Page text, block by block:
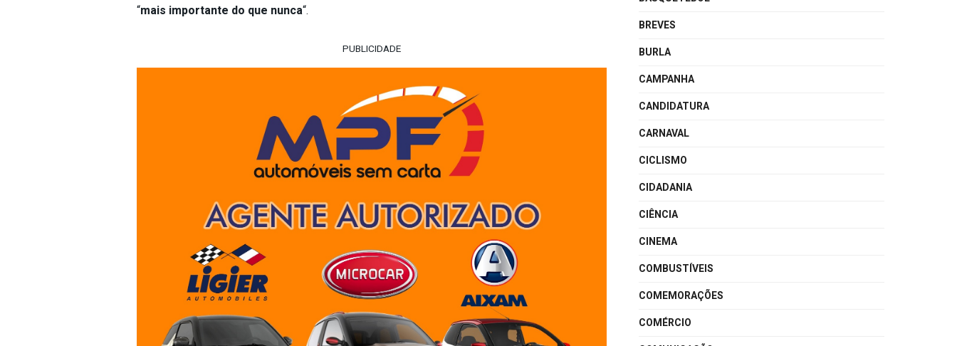
“mais importante do que nunca“.
PUBLICIDADE
BREVES
BURLA
CAMPANHA
CANDIDATURA
CARNAVAL
CICLISMO
CIDADANIA
CIÊNCIA
CINEMA
COMBUSTÍVEIS
COMEMORAÇÕES
COMÉRCIO